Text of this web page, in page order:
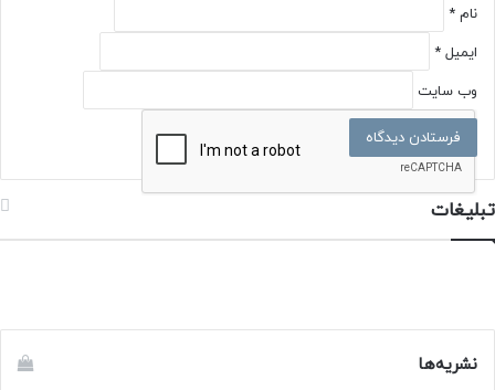
نام*
ایمیل*
وب‌ سایت
تبلیغات
نشریه‌ها